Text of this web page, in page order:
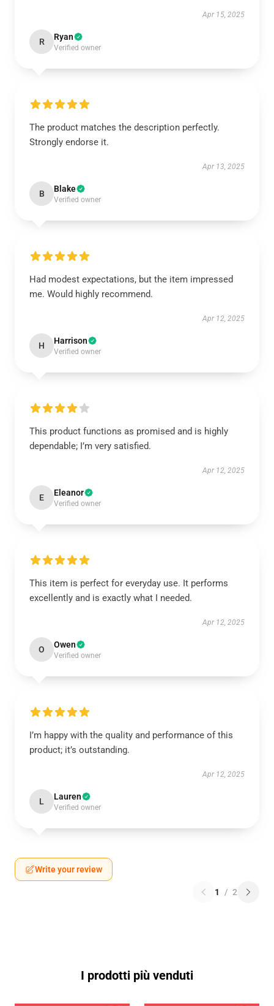
Apr 15, 2025
R Ryan
Verified owner
The product matches the description perfectly.
Strongly endorse it.
Apr 13, 2025
B Blake
Verified owner
Had modest expectations, but the item impressed
me. Would highly recommend.
Apr 12, 2025
H Harrison
Verified owner
This product functions as promised and is highly
dependable; I’m very satisfied.
Apr 12, 2025
E Eleanor
Verified owner
This item is perfect for everyday use. It performs
excellently and is exactly what I needed.
Apr 12, 2025
O Owen
Verified owner
I’m happy with the quality and performance of this
product; it’s outstanding.
Apr 12, 2025
L Lauren
Verified owner
Write your review
1 / 2
I prodotti più venduti